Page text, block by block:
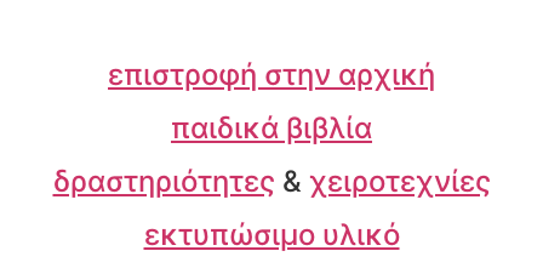
επιστροφή στην αρχική
παιδικά βιβλία
δραστηριότητες & χειροτεχνίες
εκτυπώσιμο υλικό